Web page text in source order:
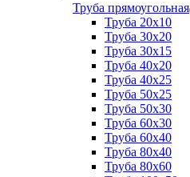
Труба прямоугольная
Труба 20x10
Труба 30x20
Труба 30x15
Труба 40x20
Труба 40x25
Труба 50x25
Труба 50x30
Труба 60x30
Труба 60x40
Труба 80x40
Труба 80x60